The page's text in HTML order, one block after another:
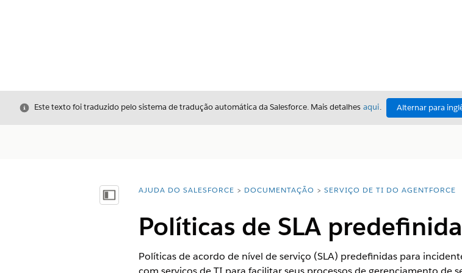
Fechar
Este texto foi traduzido pelo sistema de tradução automática da Salesforce. Mais detalhes aqui. Alternar para
Mostrar índiceVocê está aqui:
AJUDA DO SALESFORCE DOCUMENTAÇÃO SERVIÇO DE TI DO AGENTFORCE
Políticas de SLA
Políticas de acordo de nível de serviço (SLA) predefinidas para